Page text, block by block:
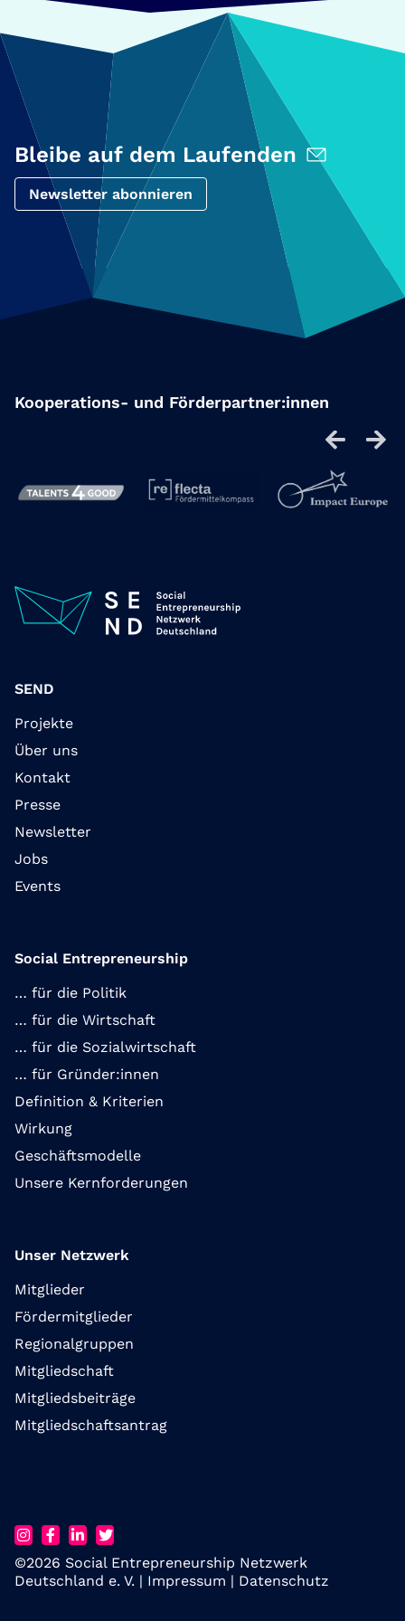
Bleibe auf dem Laufenden
Newsletter abonnieren
Kooperations- und Förderpartner:innen
SEND
Projekte
Über uns
Kontakt
Presse
Newsletter
Jobs
Events
Social Entrepreneurship
… für die Politik
… für die Wirtschaft
… für die Sozialwirtschaft
… für Gründer:innen
Definition & Kriterien
Wirkung
Geschäftsmodelle
Unsere Kernforderungen
Unser Netzwerk
Mitglieder
Fördermitglieder
Regionalgruppen
Mitgliedschaft
Mitgliedsbeiträge
Mitgliedschaftsantrag
©2026 Social Entrepreneurship Netzwerk
Deutschland e. V. | Impressum | Datenschutz